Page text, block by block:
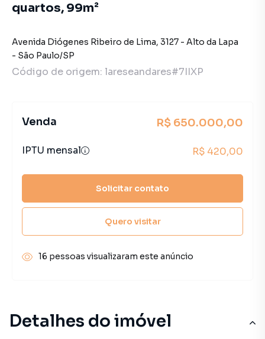
Detalhes do imóvel
quartos, 99m²
Avenida Diógenes Ribeiro de Lima, 3127 - Alto da Lapa
- São Paulo/SP
Código de origem: lareseandares#7IIXP
Venda R$ 650.000,00
IPTU mensal R$ 420,00
Solicitar contato
Quero visitar
16 pessoas visualizaram este anúncio